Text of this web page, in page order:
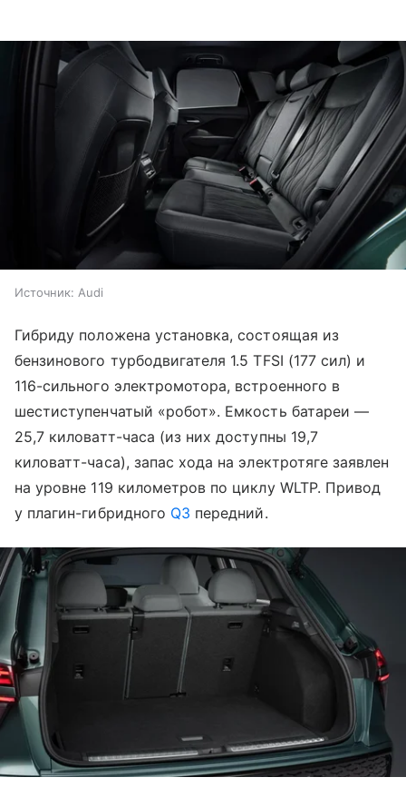
Источник: Audi
Гибриду положена установка, состоящая из
бензинового турбодвигателя 1.5 TFSI (177 сил) и
116-сильного электромотора, встроенного в
шестиступенчатый «робот». Емкость батареи —
25,7 киловатт-часа (из них доступны 19,7
киловатт-часа), запас хода на электротяге заявлен
на уровне 119 километров по циклу WLTP. Привод
у плагин-гибридного Q3 передний.